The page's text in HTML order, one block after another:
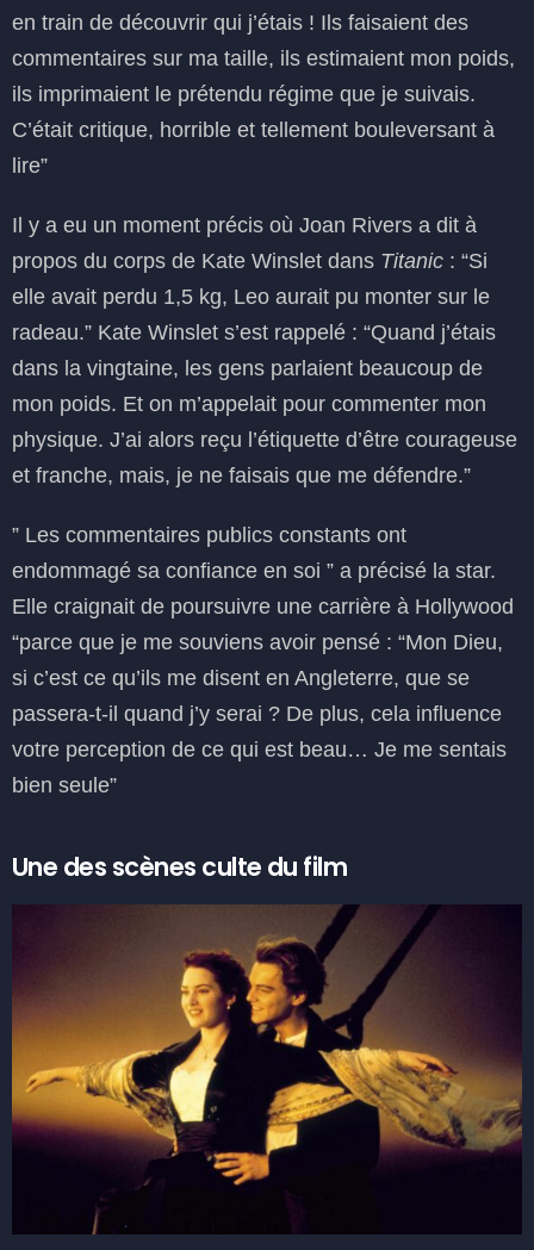
en train de découvrir qui j’étais ! Ils faisaient des
commentaires sur ma taille, ils estimaient mon poids,
ils imprimaient le prétendu régime que je suivais.
C’était critique, horrible et tellement bouleversant à
lire”
Il y a eu un moment précis où Joan Rivers a dit à
propos du corps de Kate Winslet dans Titanic : “Si
elle avait perdu 1,5 kg, Leo aurait pu monter sur le
radeau.” Kate Winslet s’est rappelé : “Quand j’étais
dans la vingtaine, les gens parlaient beaucoup de
mon poids. Et on m’appelait pour commenter mon
physique. J’ai alors reçu l’étiquette d’être courageuse
et franche, mais, je ne faisais que me défendre.”
” Les commentaires publics constants ont
endommagé sa confiance en soi ” a précisé la star.
Elle craignait de poursuivre une carrière à Hollywood
“parce que je me souviens avoir pensé : “Mon Dieu,
si c’est ce qu’ils me disent en Angleterre, que se
passera-t-il quand j’y serai ? De plus, cela influence
votre perception de ce qui est beau… Je me sentais
bien seule”
Une des scènes culte du film